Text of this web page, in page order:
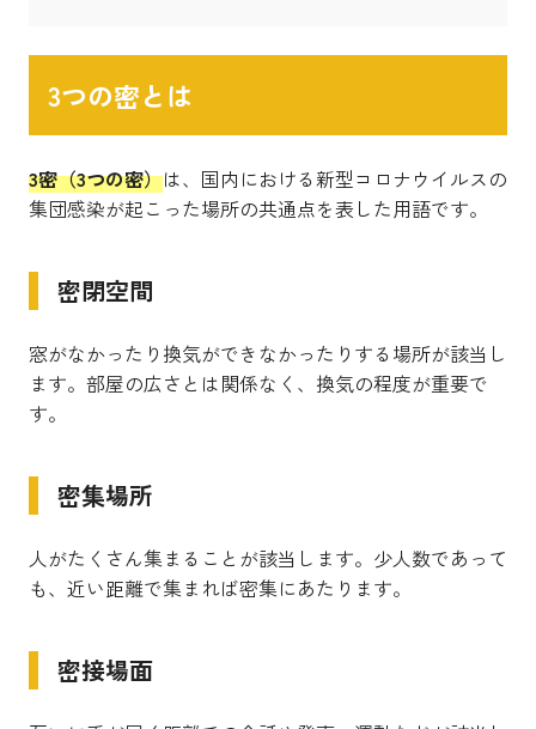
3つの密とは
3密（3つの密）は、国内における新型コロナウイルスの
集団感染が起こった場所の共通点を表した用語です。
密閉空間
窓がなかったり換気ができなかったりする場所が該当し
ます。部屋の広さとは関係なく、換気の程度が重要で
す。
密集場所
人がたくさん集まることが該当します。少人数であって
も、近い距離で集まれば密集にあたります。
密接場面